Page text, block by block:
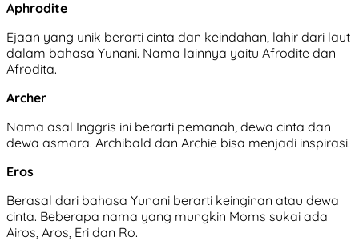
Aphrodite
Ejaan yang unik berarti cinta dan keindahan, lahir dari laut
dalam bahasa Yunani. Nama lainnya yaitu Afrodite dan
Afrodita.
Archer
Nama asal Inggris ini berarti pemanah, dewa cinta dan
dewa asmara. Archibald dan Archie bisa menjadi inspirasi.
Eros
Berasal dari bahasa Yunani berarti keinginan atau dewa
cinta. Beberapa nama yang mungkin Moms sukai ada
Airos, Aros, Eri dan Ro.